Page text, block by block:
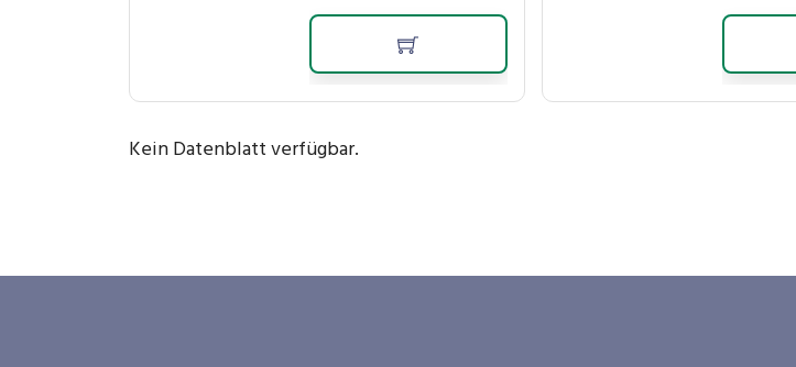
Kein Datenblatt verfügbar.